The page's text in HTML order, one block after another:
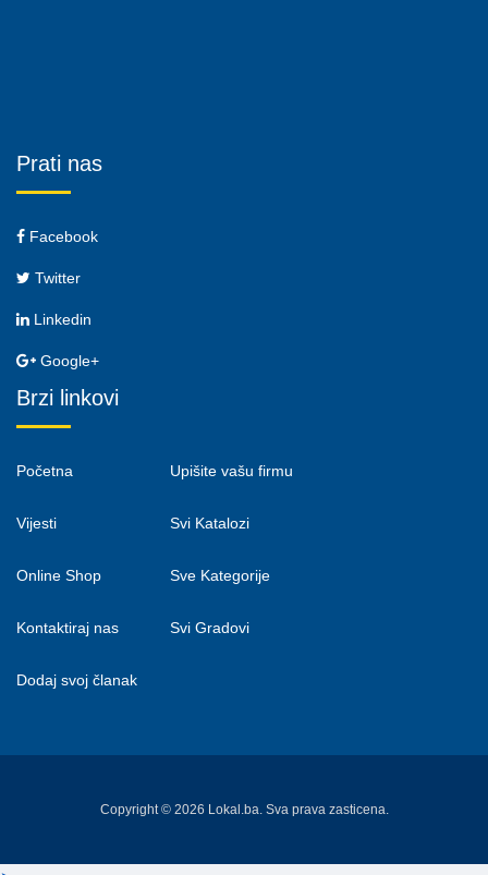
Prati nas
Facebook
Twitter
Linkedin
Google+
Brzi linkovi
Početna
Vijesti
Online Shop
Kontaktiraj nas
Dodaj svoj članak
Upišite vašu firmu
Svi Katalozi
Sve Kategorije
Svi Gradovi
Copyright © 2026 Lokal.ba. Sva prava zasticena.